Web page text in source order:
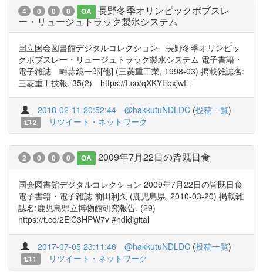
4 0 0 0 OA
長野冬季オリンピックボブスレ
ー・リュージュトラック製氷システム
国立国会図書館デジタルコレクション 長野冬季オリンピッ
クボブスレー・リュージュトラック製氷システム 電子書籍・
電子雑誌 畔蒜鏡一郎[他] (三菱重工業, 1998-03) 掲載雑誌名:
三菱重工技報. 35(2) https://t.co/qXKYEbxjwE
2018-02-11 20:52:44 @hakkutuNDLDC (投稿一覧)
2 リツイート・ネットワーク
2 0 0 0 OA 2009年7月22日の皆既日食
国会図書館デジタルコレクション 2009年7月22日の皆既日食
電子書籍・電子雑誌 前田利久 (鹿児島県, 2010-03-20) 掲載雑
誌名:鹿児島県立博物館研究報告. (29)
https://t.co/2EiC3HPW7v #ndldigital
2017-07-05 23:11:46 @hakkutuNDLDC (投稿一覧)
1 リツイート・ネットワーク